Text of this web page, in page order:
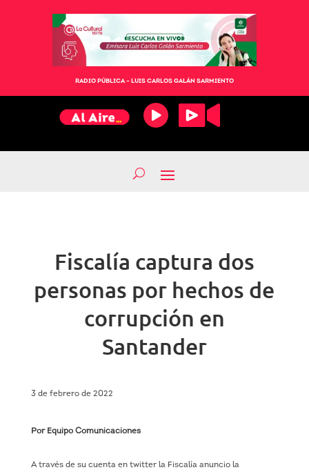
RADIO PÚBLICA – LUIS CARLOS GALÁN SARMIENTO
Fiscalía captura dos
personas por hechos de
corrupción en
Santander
3 de febrero de 2022
Por Equipo Comunicaciones
A través de su cuenta en twitter la Fiscalía anuncio la